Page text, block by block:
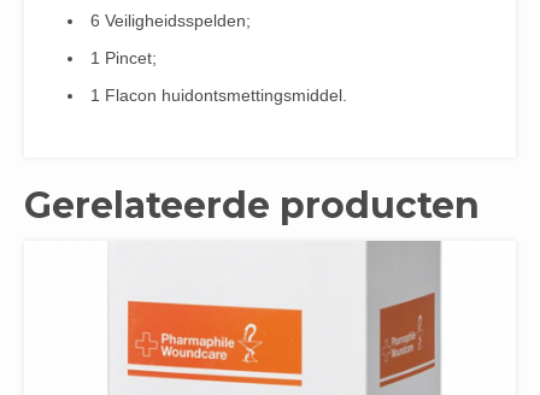
6 Veiligheidsspelden;
1 Pincet;
1 Flacon huidontsmettingsmiddel.
Gerelateerde producten